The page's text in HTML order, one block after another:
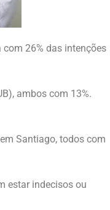
26% das intenções
ambos com 13%.
Santiago, todos com
estar indecisos ou